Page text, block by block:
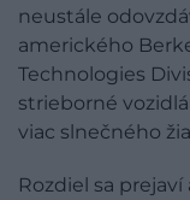
neustále
amerického
Technologies
strieborné
viac slnečného
Rozdiel sa